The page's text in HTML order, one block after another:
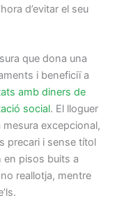
d’evitar el seu
que dona una
i beneficiï a
amb diners de
social. El lloguer
excepcional,
precari i sense títol
en pisos buits a
no reallotja, mentre